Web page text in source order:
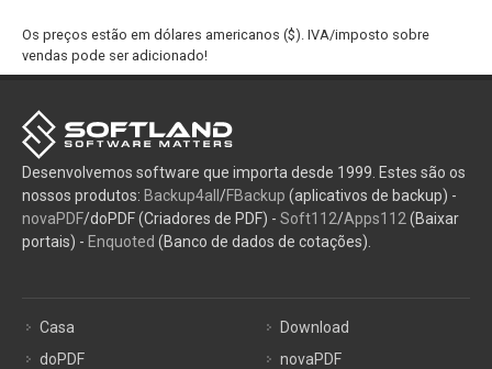
Os preços estão em dólares americanos ($). IVA/imposto sobre
vendas pode ser adicionado!
Desenvolvemos software que importa desde 1999. Estes são os
nossos produtos: Backup4all /FBackup (aplicativos de backup) -
novaPDF/doPDF (Criadores de PDF) - Soft112/Apps112 (Baixar
portais) - Enquoted (Banco de dados de cotações).
Casa
doPDF
Download
novaPDF